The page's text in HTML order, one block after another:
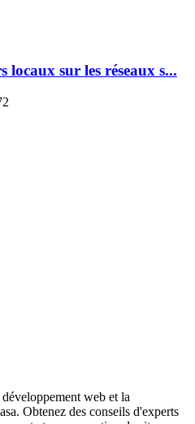
sur les réseaux s...
web et la
Obtenez des conseils d'experts